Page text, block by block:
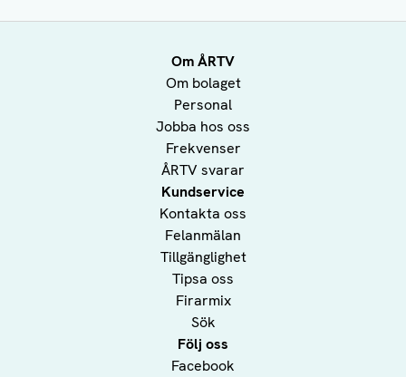
Om ÅRTV
Om bolaget
Personal
Jobba hos oss
Frekvenser
ÅRTV svarar
Kundservice
Kontakta oss
Felanmälan
Tillgänglighet
Tipsa oss
Firarmix
Sök
Följ oss
Facebook